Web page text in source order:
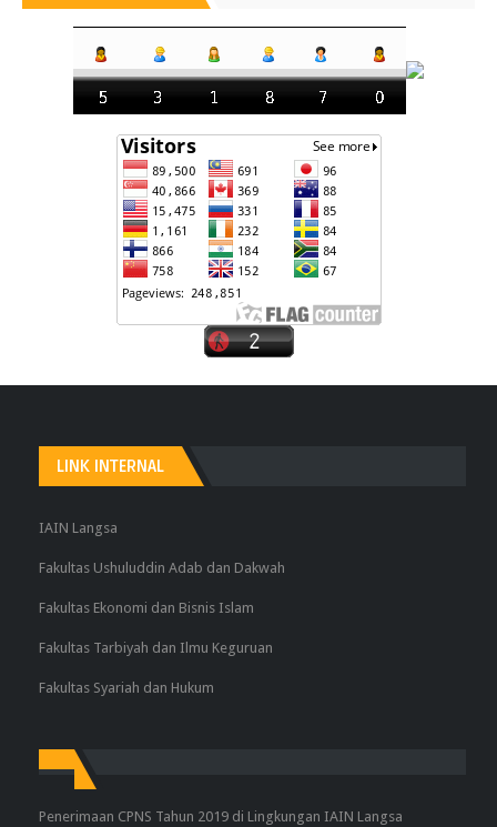
LINK INTERNAL
IAIN Langsa
Fakultas Ushuluddin Adab dan Dakwah
Fakultas Ekonomi dan Bisnis Islam
Fakultas Tarbiyah dan Ilmu Keguruan
Fakultas Syariah dan Hukum
Penerimaan CPNS Tahun 2019 di Lingkungan IAIN Langsa